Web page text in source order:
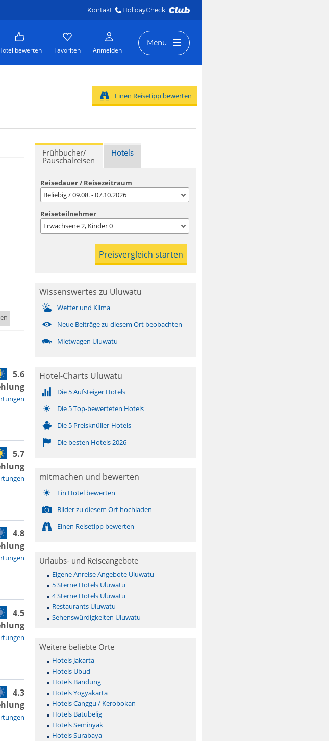
Kontakt HolidayCheck
bewerten Favoriten Anmelden
Menü
Einen Reisetipp bewerten
5.6
5.7
4.8
4.5
4.3
Frühbucher/
Pauschalreisen
Hotels
Reisedauer / Reisezeitraum
Beliebig / 09.08. - 07.10.2026
Reiseteilnehmer
Erwachsene2, Kinder0
Wissenswertes zu Uluwatu
Wetter und Klima
Neue Beiträge zu diesem Ort beobachten
Mietwagen Uluwatu
Hotel-Charts Uluwatu
Die 5 Aufsteiger Hotels
Die 5 Top-bewerteten Hotels
Die 5 Preisknüller-Hotels
Die besten Hotels 2026
mitmachen und bewerten
Ein Hotel bewerten
Bilder zu diesem Ort hochladen
Einen Reisetipp bewerten
Urlaubs- und Reiseangebote
Eigene Anreise Angebote Uluwatu
5 Sterne Hotels Uluwatu
4 Sterne Hotels Uluwatu
Restaurants Uluwatu
Sehenswürdigkeiten Uluwatu
Weitere beliebte Orte
Hotels Jakarta
Hotels Ubud
Hotels Bandung
Hotels Yogyakarta
Hotels Canggu / Kerobokan
Hotels Batubelig
Hotels Seminyak
Hotels Surabaya